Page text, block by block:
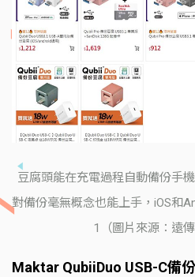
豆腐頭能在充電過程自動備份手
對備份毫無概念也能上手，iOS和
1（圖片來源：遠傳
Maktar QubiiDuo USB-C備份